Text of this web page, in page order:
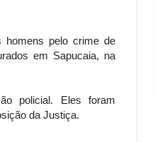
homens pelo crime de
em Sapucaia, na
policial. Eles foram
da Justiça.